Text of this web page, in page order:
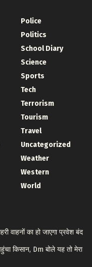
Police
Politics
School Diary
Science
Sports
Tech
Terrorism
Tourism
Travel
Uncategorized
Weather
Western
World
वाहनों का हो जाएगा प्रवेश बंद
किसान, Dm बोले यह तो मेरा